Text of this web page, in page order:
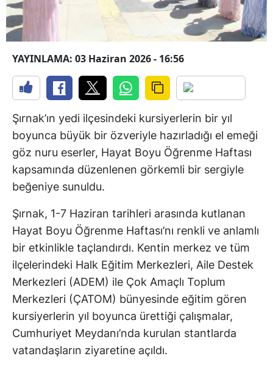
YAYINLAMA: 03 Haziran 2026 - 16:56
Şırnak’ın yedi ilçesindeki kursiyerlerin bir yıl
boyunca büyük bir özveriyle hazırladığı el emeği
göz nuru eserler, Hayat Boyu Öğrenme Haftası
kapsamında düzenlenen görkemli bir sergiyle
beğeniye sunuldu.
Şırnak, 1-7 Haziran tarihleri arasında kutlanan
Hayat Boyu Öğrenme Haftası’nı renkli ve anlamlı
bir etkinlikle taçlandırdı. Kentin merkez ve tüm
ilçelerindeki Halk Eğitim Merkezleri, Aile Destek
Merkezleri (ADEM) ile Çok Amaçlı Toplum
Merkezleri (ÇATOM) bünyesinde eğitim gören
kursiyerlerin yıl boyunca ürettiği çalışmalar,
Cumhuriyet Meydanı’nda kurulan stantlarda
vatandaşların ziyaretine açıldı.